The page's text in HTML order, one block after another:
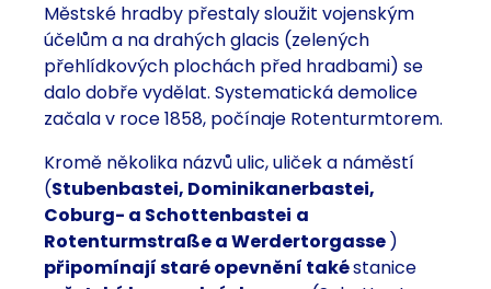
Městské hradby přestaly sloužit vojenským
účelům a na drahých glacis (zelených
přehlídkových plochách před hradbami) se
dalo dobře vydělat. Systematická demolice
začala v roce 1858, počínaje Rotenturmtorem.
Kromě několika názvů ulic, uliček a náměstí
(Stubenbastei, Dominikanerbastei,
Coburg- a Schottenbastei a
Rotenturmstraßea Werdertorgasse )
připomínají staré opevnění takéstanice